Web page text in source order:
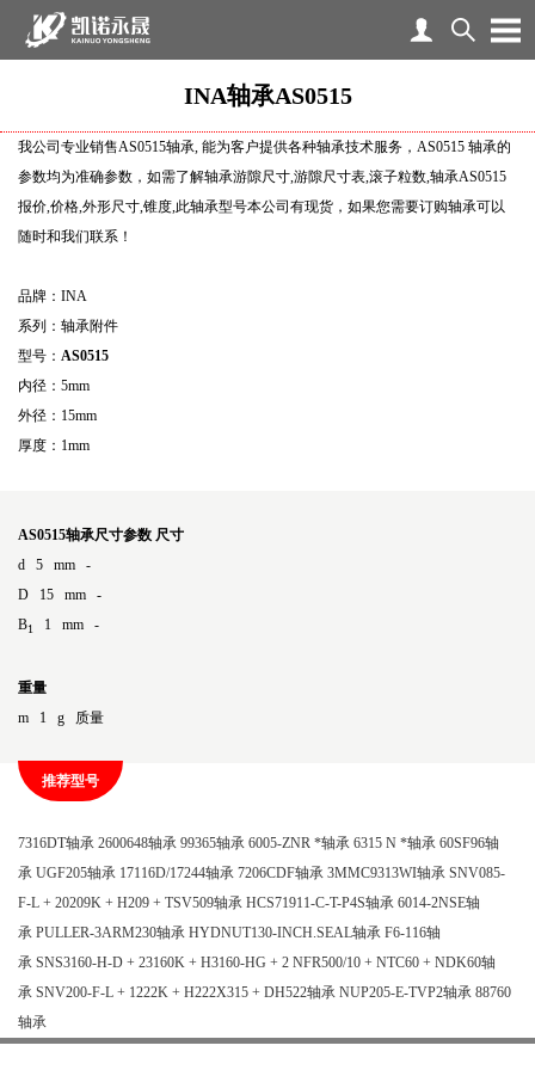
INA轴承AS0515
我公司专业销售AS0515轴承, 能为客户提供各种轴承技术服务，AS0515 轴承的
参数均为准确参数，如需了解轴承游隙尺寸,游隙尺寸表,滚子粒数,轴承AS0515
报价,价格,外形尺寸,锥度,此轴承型号本公司有现货，如果您需要订购轴承可以
随时和我们联系！
品牌：INA
系列：轴承附件
型号： AS0515
内径：5mm
外径：15mm
厚度：1mm
AS0515轴承尺寸参数 尺寸
d 5 mm -
D 15 mm -
B1 1 mm -
重量
m 1 g 质量
推荐型号
7316DT轴承 2600648轴承 99365轴承 6005-ZNR *轴承 6315 N *轴承 60SF96轴
承 UGF205轴承 17116D/17244轴承 7206CDF轴承 3MMC9313WI轴承 SNV085-
F-L + 20209K + H209 + TSV509轴承 HCS71911-C-T-P4S轴承 6014-2NSE轴
承 PULLER-3ARM230轴承 HYDNUT130-INCH.SEAL轴承 F6-116轴
承 SNS3160-H-D + 23160K + H3160-HG + 2 NFR500/10 + NTC60 + NDK60轴
承 SNV200-F-L + 1222K + H222X315 + DH522轴承 NUP205-E-TVP2轴承 88760
轴承